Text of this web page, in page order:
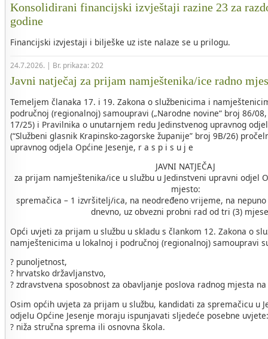
Konsolidirani financijski izvještaji razine 23 za
godine
Financijski izvjestaji i bilješke uz iste nalaze se u prilogu.
24.7.2026. | Br. prikaza: 202
Javni natječaj za prijam namještenika/ice radno
Temeljem članaka 17. i 19. Zakona o službenicima i
područnoj (regionalnoj) samoupravi („Narodne novine“ broj 86/
17/25) i Pravilnika o unutarnjem redu Jedinstvenog upravnog
(“Službeni glasnik Krapinsko-zagorske županije” broj 9B/26)
upravnog odjela Općine Jesenje, r a s p i s u j e
JAVNI NATJEČAJ
za prijam namještenika/ice u službu u Jedinstveni upravni odjel
mjesto:
spremačica – 1 izvršitelj/ica, na neodređeno vrijeme, na
dnevno, uz obvezni probni rad od tri (3)
Opći uvjeti za prijam u službu u skladu s člankom 12. Zakona o
namještenicima u lokalnoj i područnoj (regionalnoj) samoupravi
? punoljetnost,
? hrvatsko državljanstvo,
? zdravstvena sposobnost za obavljanje poslova radnog mjesta
Osim općih uvjeta za prijam u službu, kandidati za spremačicu u
odjelu Općine Jesenje moraju ispunjavati sljedeće posebne uvjete:
? niža stručna sprema ili osnovna škola.